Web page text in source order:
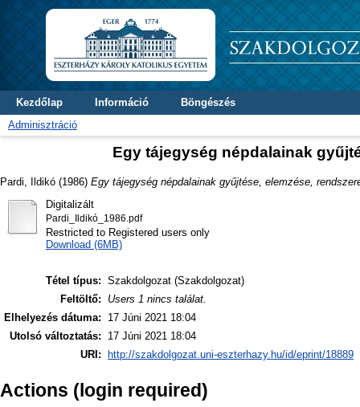
Kezdőlap Információ
Böngészés
Adminisztráció
Egy tájegység népdalainak
Pardi, Ildikó (1986) Egy tájegység népdalainak gyűjtése, elemzése,
Digitalizált
Pardi_Ildikó_1986.pdf
Restricted to Registered users only
Download (6MB)
Tétel típus: Szakdolgozat (Szakdolgozat)
Feltöltő:
Users 1 nincs találat.
Elhelyezés dátuma:
17 Júni 2021 18:04
Utolsó változtatás:
17 Júni 2021 18:04
URI:
http://szakdolgozat.uni-eszterhazy.hu/id/eprint/18889
Actions (login required)